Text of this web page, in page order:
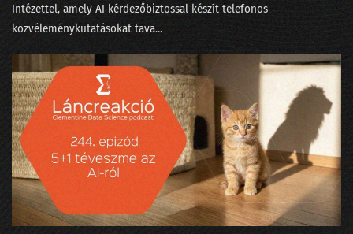
035 - Értelem és érzelem és algoritmus
31. Regulázzuk meg a Facebookot!
30. Süti-apokalipszis a konferencián
Intézettel, amely AI kérdezőbiztossal készít telefonos
közvéleménykutatásokat tava...